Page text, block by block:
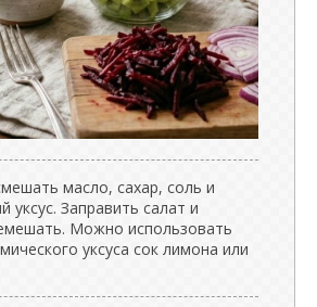
масло, сахар, соль и
уксус. Заправить салат и
Можно использовать
уксуса сок лимона или